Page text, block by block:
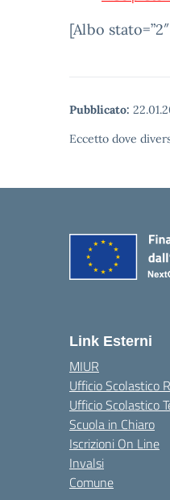
[Albo
Pubblicato:
Eccetto dove
Link Esterni
MIUR
Ufficio Scolastico
Ufficio Scolastico
Scuola in Chiaro
Iscrizioni On Line
Invalsi
Comune